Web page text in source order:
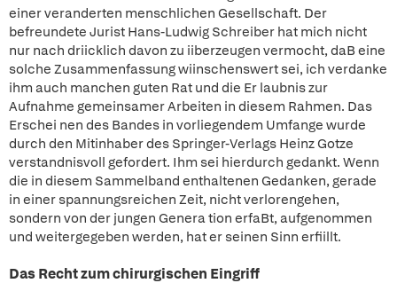
einer veranderten menschlichen Gesellschaft. Der
befreundete Jurist Hans-Ludwig Schreiber hat mich nicht
nur nach driicklich davon zu iiberzeugen vermocht, daB eine
solche Zusammenfassung wiinschenswert sei, ich verdanke
ihm auch manchen guten Rat und die Er laubnis zur
Aufnahme gemeinsamer Arbeiten in diesem Rahmen. Das
Erschei nen des Bandes in vorliegendem Umfange wurde
durch den Mitinhaber des Springer-Verlags Heinz Gotze
verstandnisvoll gefordert. Ihm sei hierdurch gedankt. Wenn
die in diesem Sammelband enthaltenen Gedanken, gerade
in einer spannungsreichen Zeit, nicht verlorengehen,
sondern von der jungen Genera tion erfaBt, aufgenommen
und weitergegeben werden, hat er seinen Sinn erfiillt.
Das Recht zum chirurgischen Eingriff